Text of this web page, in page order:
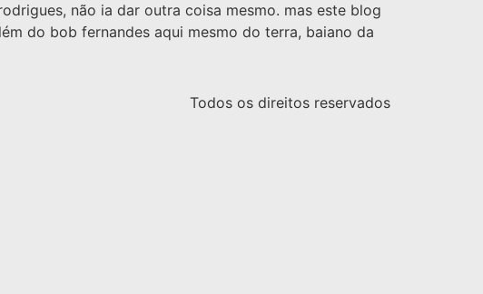
não ia dar outra coisa mesmo. mas este blog
do bob fernandes aqui mesmo do terra, baiano da
Todos os direitos reservados